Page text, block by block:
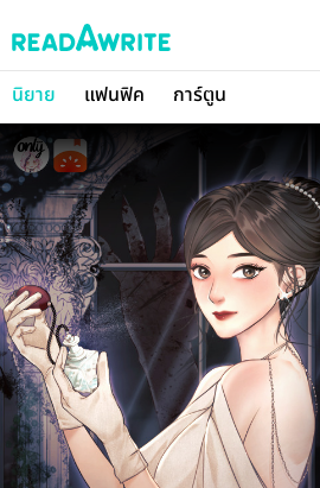
นิยาย แฟนฟิค การ์ตูน